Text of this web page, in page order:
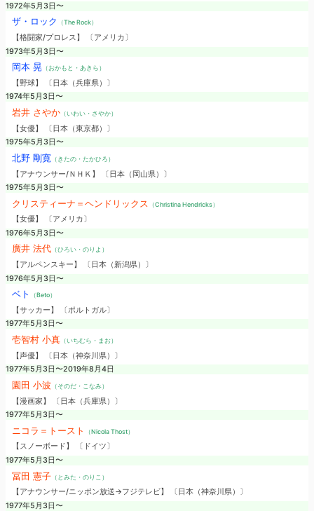
1972年5月3日〜
ザ・ロック （The Rock）
【格闘家/プロレス】 〔アメリカ〕
1973年5月3日〜
岡本 晃（おかもと・あきら）
【野球】 〔日本（兵庫県）〕
1974年5月3日〜
岩井 さやか（いわい・さやか）
【女優】 〔日本（東京都）〕
1975年5月3日〜
北野 剛寛 （きたの・たかひろ）
【アナウンサー/ＮＨＫ】 〔日本（岡山県）〕
1975年5月3日〜
クリスティーナ＝ヘンドリックス （Christina Hendricks）
【女優】 〔アメリカ〕
1976年5月3日〜
廣井 法代（ひろい・のりよ）
【アルペンスキー】 〔日本（新潟県）〕
1976年5月3日〜
ベト （Beto）
【サッカー】 〔ポルトガル〕
1977年5月3日〜
壱智村 小真（いちむら・まお）
【声優】 〔日本（神奈川県）〕
1977年5月3日〜2019年8月4日
園田 小波 （そのだ・こなみ）
【漫画家】 〔日本（兵庫県）〕
1977年5月3日〜
ニコラ＝トースト （Nicola Thost）
【スノーボード】 〔ドイツ〕
1977年5月3日〜
冨田 憲子（とみた・のりこ）
【アナウンサー/ニッポン放送→フジテレビ】 〔日本（神奈川県）〕
1977年5月3日〜